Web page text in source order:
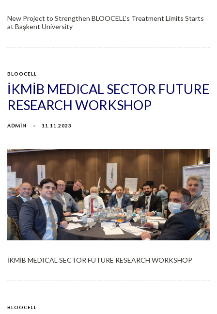
New Project to Strengthen BLOOCELL’s Treatment Limits Starts
at Başkent University
BLOOCELL
İKMİB MEDICAL SECTOR FUTURE
RESEARCH WORKSHOP
ADMIN 11.11.2023
İKMİB MEDICAL SECTOR FUTURE RESEARCH WORKSHOP
BLOOCELL